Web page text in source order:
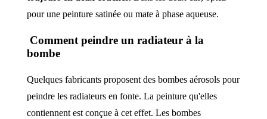
pour une peinture satinée ou mate à phase aqueuse.
Comment peindre un radiateur à la
bombe
Quelques fabricants proposent des bombes aérosols pour
peindre les radiateurs en fonte. La peinture qu'elles
contiennent est conçue à cet effet. Les bombes